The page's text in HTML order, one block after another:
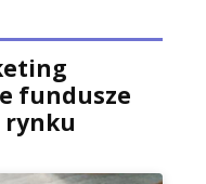
fundusze
rynku